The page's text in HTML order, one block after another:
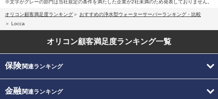
※文字がグレーの部門は当社規定の条件を満たした企業が2社未満のため発表しておりません。
オリコン顧客満足度ランキング
おすすめの浄水型ウォーターサーバーランキング・比較
Locca
オリコン顧客満足度ランキング一覧
保険関連ランキング
金融関連ランキング